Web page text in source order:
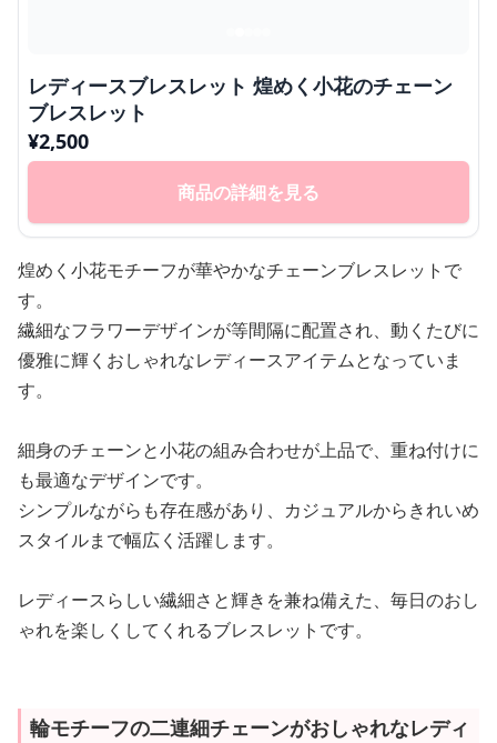
レディースブレスレット 煌めく小花のチェーン
ブレスレット
¥2,500
商品の詳細を見る
煌めく小花モチーフが華やかなチェーンブレスレットで
す。
繊細なフラワーデザインが等間隔に配置され、動くたびに
優雅に輝くおしゃれなレディースアイテムとなっていま
す。
細身のチェーンと小花の組み合わせが上品で、重ね付けに
も最適なデザインです。
シンプルながらも存在感があり、カジュアルからきれいめ
スタイルまで幅広く活躍します。
レディースらしい繊細さと輝きを兼ね備えた、毎日のおし
ゃれを楽しくしてくれるブレスレットです。
輪モチーフの二連細チェーンがおしゃれなレディ